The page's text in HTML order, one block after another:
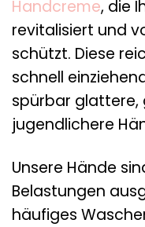
Handcreme, die
revitalisiert und
schützt. Diese
schnell
spürbar glattere,
jugendlichere
Unsere Hände
Belastungen
häufiges